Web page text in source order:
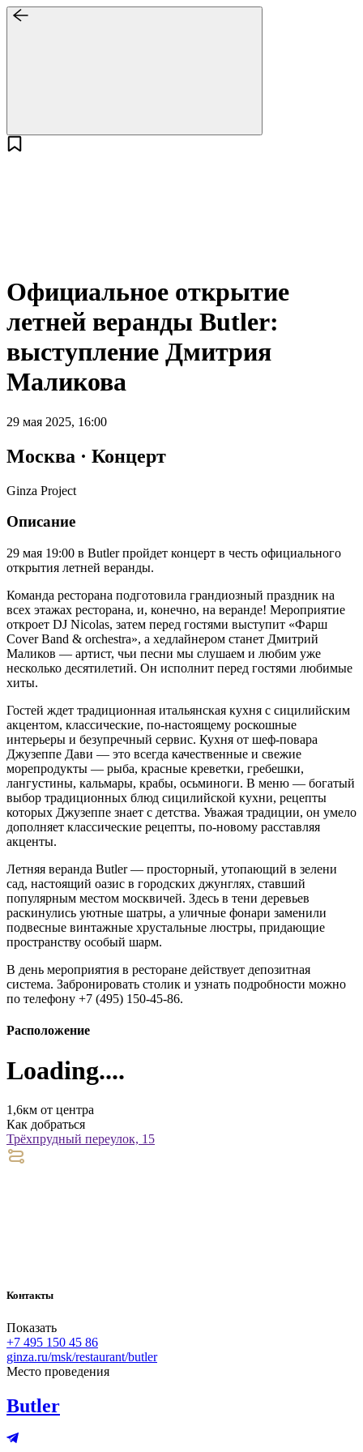
Официальное открытие
летней веранды Butler:
выступление Дмитрия
Маликова
29 мая 2025, 16:00
Москва · Концерт
Ginza Project
Описание
29 мая 19:00 в Butler пройдет концерт в честь официального
открытия летней веранды.
Команда ресторана подготовила грандиозный праздник на
всех этажах ресторана, и, конечно, на веранде! Мероприятие
откроет DJ Nicolas, затем перед гостями выступит «Фарш
Cover Band & orchestra», а хедлайнером станет Дмитрий
Маликов — артист, чьи песни мы слушаем и любим уже
несколько десятилетий. Он исполнит перед гостями любимые
хиты.
Гостей ждет традиционная итальянская кухня с сицилийским
акцентом, классические, по-настоящему роскошные
интерьеры и безупречный сервис. Кухня от шеф-повара
Джузеппе Дави — это всегда качественные и свежие
морепродукты — рыба, красные креветки, гребешки,
лангустины, кальмары, крабы, осьминоги. В меню — богатый
выбор традиционных блюд сицилийской кухни, рецепты
которых Джузеппе знает с детства. Уважая традиции, он умело
дополняет классические рецепты, по-новому расставляя
акценты.
Летняя веранда Butler — просторный, утопающий в зелени
сад, настоящий оазис в городских джунглях, ставший
популярным местом москвичей. Здесь в тени деревьев
раскинулись уютные шатры, а уличные фонари заменили
подвесные винтажные хрустальные люстры, придающие
пространству особый шарм.
В день мероприятия в ресторане действует депозитная
система. Забронировать столик и узнать подробности можно
по телефону +7 (495) 150-45-86.
Расположение
Loading....
1,6км от центра
Как добраться
Трёхпрудный переулок, 15
Контакты
Показать
+7 495 150 45 86
ginza.ru/msk/restaurant/butler
Место проведения
Butler